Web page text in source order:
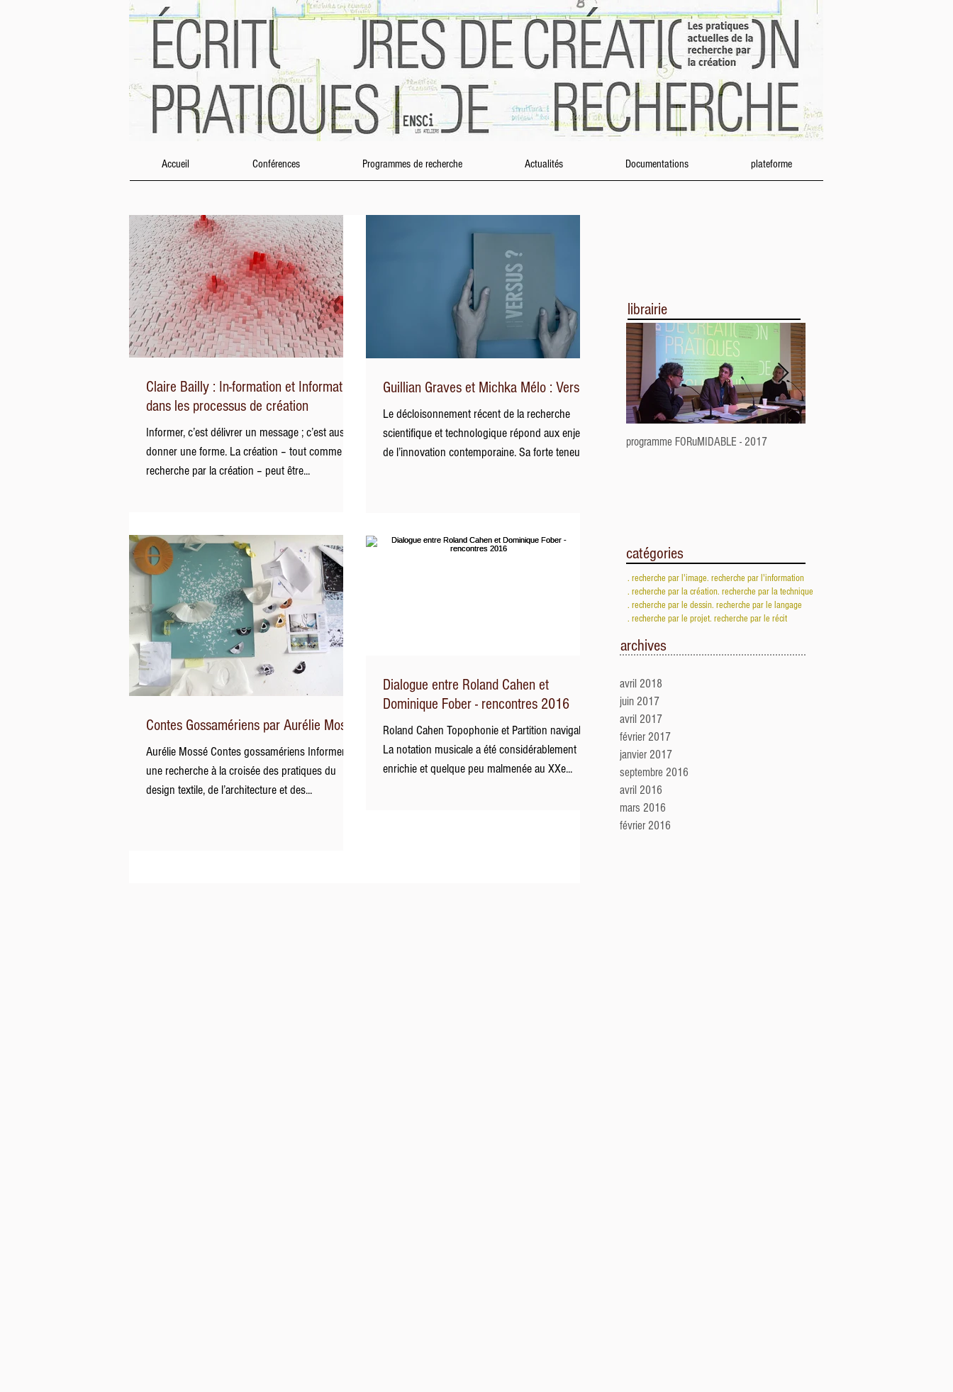
Accueil Conférences Programmes de recherche Actualités Documentations plateforme
Claire Bailly : In-formation et Information
dans les processus de création
Informer, c’est délivrer un message ; c’est aussi
donner une forme. La création – tout comme la
recherche par la création – peut être...
Guillian Graves et Michka Mélo : Versus
Le décloisonnement récent de la recherche
scientifique et technologique répond aux enjeux
de l’innovation contemporaine. Sa forte teneur...
Contes Gossamériens par Aurélie Mossé
Aurélie Mossé Contes gossamériens Informer
une recherche à la croisée des pratiques du
design textile, de l’architecture et des...
Dialogue entre Roland Cahen et
Dominique Fober - rencontres 2016
Roland Cahen Topophonie et Partition navigable
La notation musicale a été considérablement
enrichie et quelque peu malmenée au XXe...
librairie
programme FORuMIDABLE - 2017
catégories
. recherche par l'image. recherche par l'information
. recherche par la création. recherche par la technique
. recherche par le dessin. recherche par le langage
. recherche par le projet. recherche par le récit
archives
avril 2018
juin 2017
avril 2017
février 2017
janvier 2017
septembre 2016
avril 2016
mars 2016
février 2016